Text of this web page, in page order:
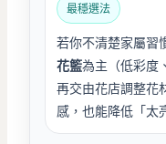
最穩選法
若你不清楚家屬習
花籃為主（低彩度
再交由花店調整花
感，也能降低「太